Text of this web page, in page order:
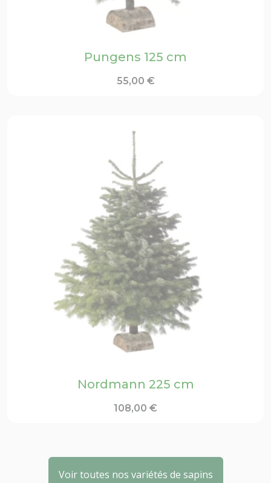
Pungens 125 cm
55,00 €
Nordmann 225 cm
108,00 €
Voir toutes nos variétés de sapins